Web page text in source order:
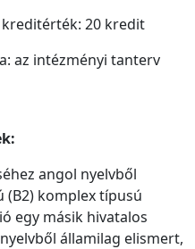
20 kredit
az intézményi tanterv
angol nyelvből
komplex típusú
egy másik hivatalos
államilag elismert,